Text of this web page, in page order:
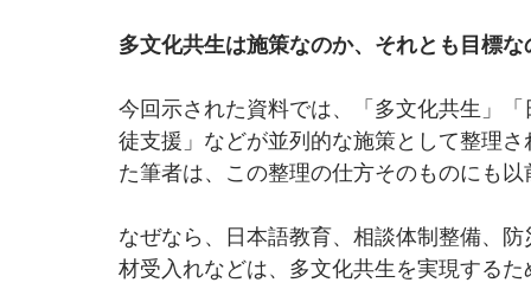
多文化共生は施策なのか、それとも目標な
今回示された資料では、「多文化共生」
徒支援」などが並列的な施策として整理
た筆者は、この整理の仕方そのものにも
なぜなら、日本語教育、相談体制整備、
材受入れなどは、多文化共生を実現する